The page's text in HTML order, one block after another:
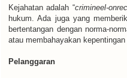
Kejahatan adalah “crimineel-
hukum. Ada juga yang
bertentangan dengan norma-
atau membahayakan
Pelanggaran